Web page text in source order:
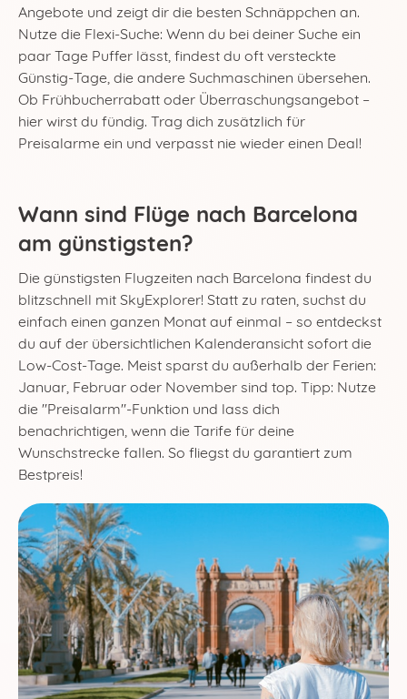
Angebote und zeigt dir die besten Schnäppchen an.
Nutze die Flexi-Suche: Wenn du bei deiner Suche ein
paar Tage Puffer lässt, findest du oft versteckte
Günstig-Tage, die andere Suchmaschinen übersehen.
Ob Frühbucherrabatt oder Überraschungsangebot –
hier wirst du fündig. Trag dich zusätzlich für
Preisalarme ein und verpasst nie wieder einen Deal!
Wann sind Flüge nach Barcelona
am günstigsten?
Die günstigsten Flugzeiten nach Barcelona findest du
blitzschnell mit SkyExplorer! Statt zu raten, suchst du
einfach einen ganzen Monat auf einmal – so entdeckst
du auf der übersichtlichen Kalenderansicht sofort die
Low-Cost-Tage. Meist sparst du außerhalb der Ferien:
Januar, Februar oder November sind top. Tipp: Nutze
die "Preisalarm"-Funktion und lass dich
benachrichtigen, wenn die Tarife für deine
Wunschstrecke fallen. So fliegst du garantiert zum
Bestpreis!